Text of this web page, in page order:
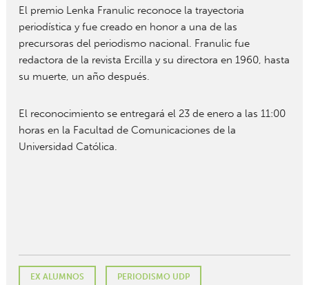
El premio Lenka Franulic reconoce la trayectoria
periodística y fue creado en honor a una de las
precursoras del periodismo nacional. Franulic fue
redactora de la revista Ercilla y su directora en 1960, hasta
su muerte, un año después.
El reconocimiento se entregará el 23 de enero a las 11:00
horas en la Facultad de Comunicaciones de la
Universidad Católica.
EX ALUMNOS PERIODISMO UDP